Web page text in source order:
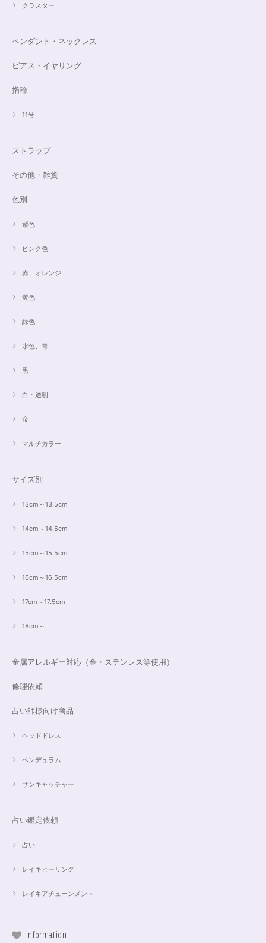
クラスター
ペンダント・ネックレス
ピアス・イヤリング
指輪
11号
ストラップ
その他・雑貨
色別
紫色
ピンク色
赤、オレンジ
黄色
緑色
水色、青
黒
白・透明
金
マルチカラー
サイズ別
13cm～13.5cm
14cm～14.5cm
15cm～15.5cm
16cm～16.5cm
17cm～17.5cm
18cm～
金属アレルギー対応（金・ステンレス等使用）
修理依頼
占い師様向け商品
ヘッドドレス
ペンデュラム
サンキャッチャー
占い鑑定依頼
占い
レイキヒーリング
レイキアチューンメント
Information